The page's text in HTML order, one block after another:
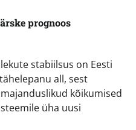
prognoos
stabiilsus on Eesti
all, sest
kõikumised
üha uusi